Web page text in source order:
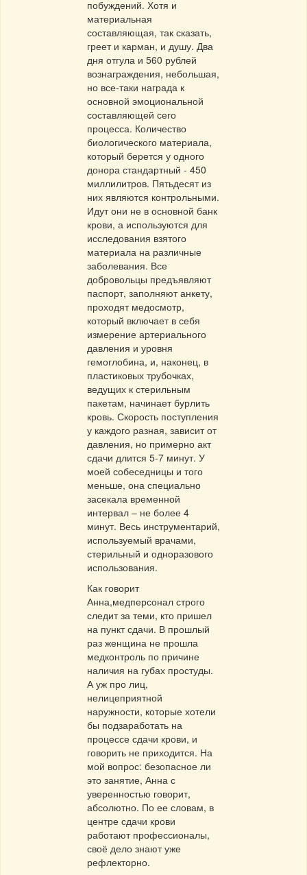
побуждений. Хотя и
материальная
составляющая, так сказать,
греет и карман, и душу. Два
дня отгула и 560 рублей
вознаграждения, небольшая,
но все-таки награда к
основной эмоциональной
составляющей сего
процесса. Количество
биологического материала,
который берется у одного
донора стандартный - 450
миллилитров. Пятьдесят из
них являются контрольными.
Идут они не в основной банк
крови, а используются для
исследования взятого
материала на различные
заболевания. Все
добровольцы предъявляют
паспорт, заполняют анкету,
проходят медосмотр,
который включает в себя
измерение артериального
давления и уровня
гемоглобина, и, наконец, в
пластиковых трубочках,
ведущих к стерильным
пакетам, начинает бурлить
кровь. Скорость поступления
у каждого разная, зависит от
давления, но примерно акт
сдачи длится 5-7 минут. У
моей собеседницы и того
меньше, она специально
засекала временной
интервал – не более 4
минут. Весь инструментарий,
используемый врачами,
стерильный и одноразового
использования.
Как говорит
Анна,медперсонал строго
следит за теми, кто пришел
на пункт сдачи. В прошлый
раз женщина не прошла
медконтроль по причине
наличия на губах простуды.
А уж про лиц,
нелицеприятной
наружности, которые хотели
бы подзаработать на
процессе сдачи крови, и
говорить не приходится. На
мой вопрос: безопасное ли
это занятие, Анна с
уверенностью говорит,
абсолютно. По ее словам, в
центре сдачи крови
работают профессионалы,
своё дело знают уже
рефлекторно.